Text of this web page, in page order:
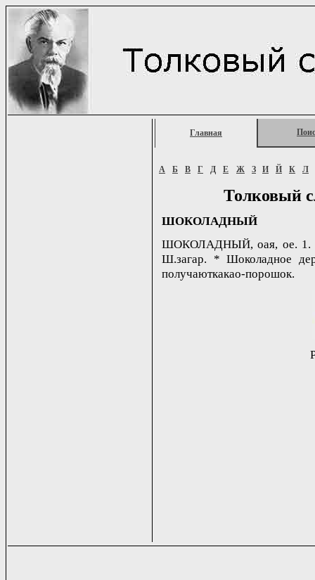
Главная
А Б В Г Д Е Ж З И Й К Л
Толковый
ШОКОЛАДНЫЙ
ШОКОЛАДНЫЙ, oая, ое. 1.
Ш.загар. * Шоколадное
получаюткакао-порошок.